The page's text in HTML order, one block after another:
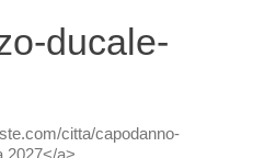
ducale-
citta/capodanno-
2027</a>